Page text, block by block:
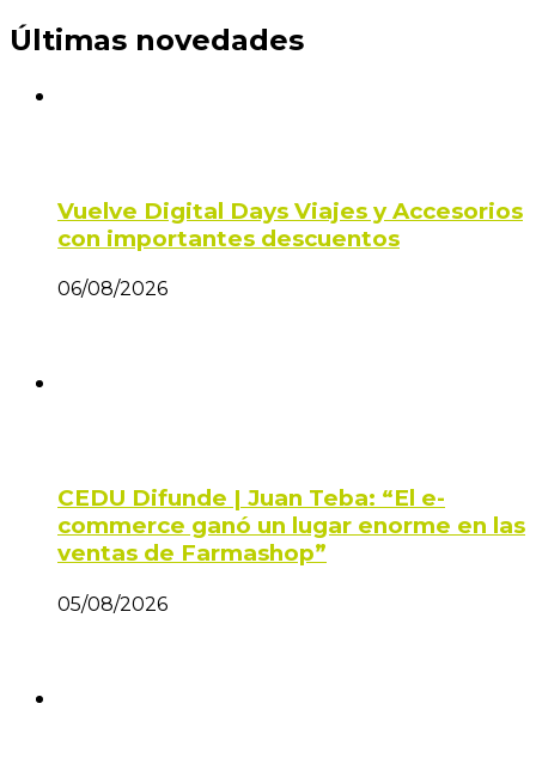
Últimas novedades
Vuelve Digital Days Viajes y Accesorios
con importantes descuentos
06/08/2026
CEDU Difunde | Juan Teba: “El e-
commerce ganó un lugar enorme en las
ventas de Farmashop”
05/08/2026